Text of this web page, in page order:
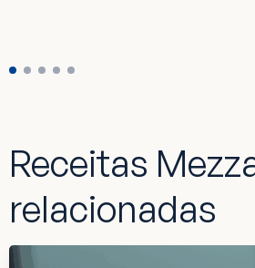
Receitas
relacionadas